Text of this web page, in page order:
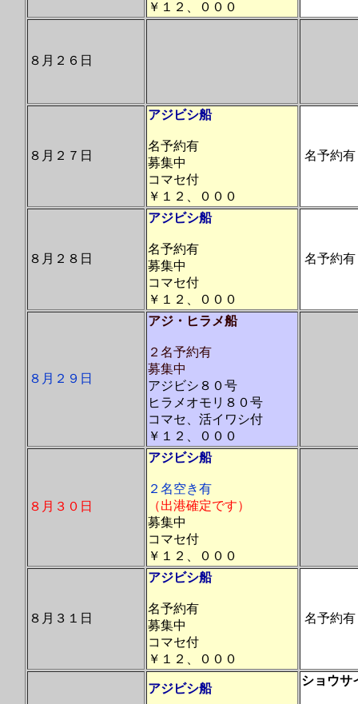
￥１２、０００
８月２６日
８月２７日
アジビシ船
名予約有
募集中
コマセ付
￥１２、０００
名予約有
８月２８日
アジビシ船
名予約有
募集中
コマセ付
￥１２、０００
名予約有
８月２９日
アジ・ヒラメ船
２名予約有
募集中
アジビシ８０号
ヒラメオモリ８０号
コマセ、活イワシ付
￥１２、０００
８月３０日
アジビシ船
２名空き有
（出港確定です）
募集中
コマセ付
￥１２、０００
８月３１日
アジビシ船
名予約有
募集中
コマセ付
￥１２、０００
名予約有
アジビシ船
ショウサ